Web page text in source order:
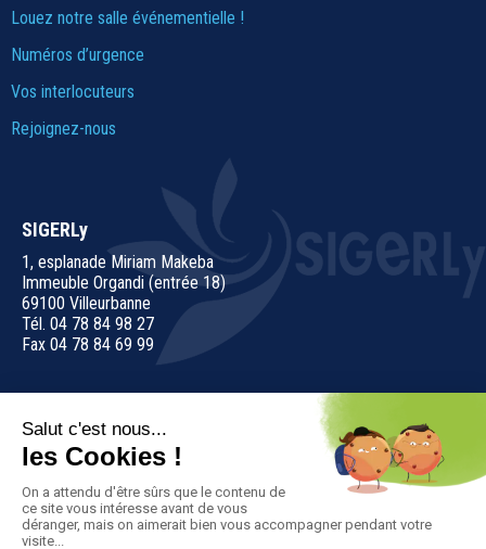
Louez notre salle événementielle !
Numéros d’urgence
Vos interlocuteurs
Rejoignez-nous
SIGERLy
1, esplanade Miriam Makeba
Immeuble Organdi (entrée 18)
69100 Villeurbanne
Tél. 04 78 84 98 27
Fax 04 78 84 69 99
Nous contacter
Suivez-nous sur